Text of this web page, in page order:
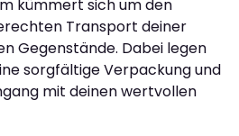
kümmert sich um den
Transport deiner
Gegenstände. Dabei legen
sorgfältige Verpackung und
mit deinen wertvollen